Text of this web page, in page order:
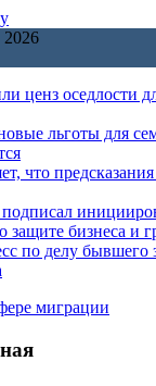
2026
ценз оседлости
льготы для
что
защите бизнеса и
по делу бывшего